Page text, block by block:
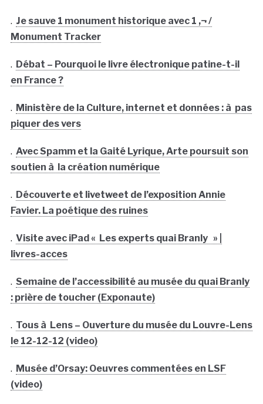
. Je sauve 1 monument historique avec 1 ‚¬ /
Monument Tracker
. Débat – Pourquoi le livre électronique patine-t-il
en France ?
. Ministère de la Culture, internet et données : à pas
piquer des vers
. Avec Spamm et la Gaité Lyrique, Arte poursuit son
soutien à la création numérique
. Découverte et livetweet de l’exposition Annie
Favier. La poétique des ruines
. Visite avec iPad « Les experts quai Branly » |
livres-acces
. Semaine de l’accessibilité au musée du quai Branly
: prière de toucher (Exponaute)
. Tous à Lens – Ouverture du musée du Louvre-Lens
le 12-12-12 (video)
. Musée d’Orsay: Oeuvres commentées en LSF
(video)